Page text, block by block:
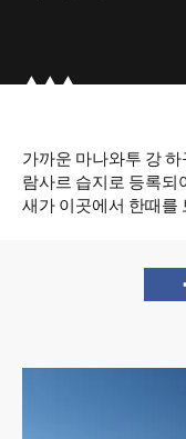
가까운 마나와투 강
람사르 습지로 등록되
새가 이곳에서 한때를